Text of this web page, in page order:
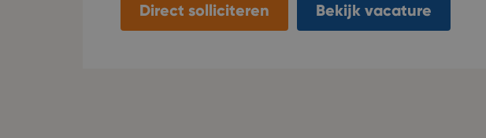
internationale uitgeverijen in het distribueren van
Direct solliciteren Bekijk vacature